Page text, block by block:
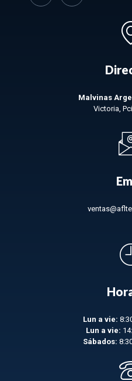
Malvinas
Victoria,
Lun a vie:
Lun a vie:
Sábados: